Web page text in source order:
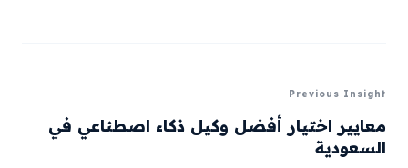
Previous Insight
معايير اختيار أفضل وكيل ذكاء اصطناعي في
السعودية